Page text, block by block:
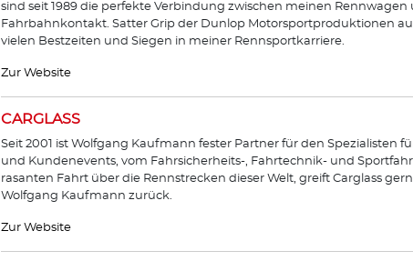
sind seit 1989 die perfekte Verbindung zwischen meinen
Fahrbahnkontakt. Satter Grip der Dunlop Motorsportproduktionen
vielen Bestzeiten und Siegen in meiner Rennsportkarriere.
Zur Website
CARGLASS
Seit 2001 ist Wolfgang Kaufmann fester Partner für den Spezialisten
und Kundenevents, vom Fahrsicherheits-, Fahrtechnik- und
rasanten Fahrt über die Rennstrecken dieser Welt, greift Carglass
Wolfgang Kaufmann zurück.
Zur Website